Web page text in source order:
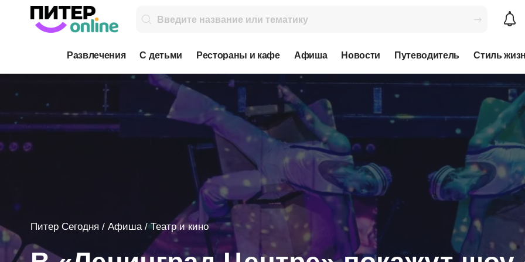
Развлечения С детьми Рестораны и кафе Афиша Новости Путеводитель Стиль
Питер Сегодня / Афиша/Театр и кино